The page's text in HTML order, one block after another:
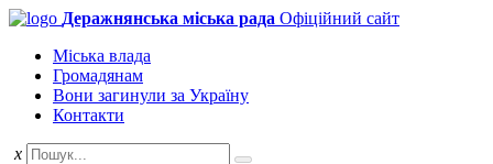
Деражнянська міська рада Офіційний сайт
Міська влада
Громадянам
Вони загинули за Україну
Контакти
x